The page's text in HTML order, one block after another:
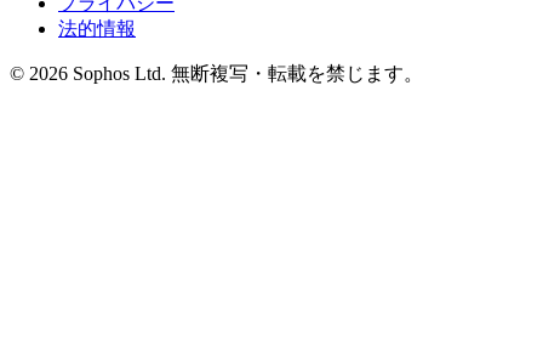
法的情報
© 2026 Sophos Ltd. 無断複写・転載を禁じます。